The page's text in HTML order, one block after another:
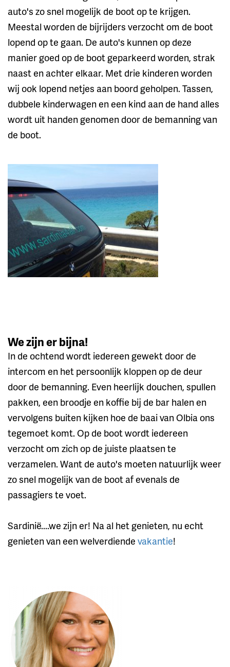
auto's zo snel mogelijk de boot op te krijgen.
Meestal worden de bijrijders verzocht om de boot
lopend op te gaan. De auto's kunnen op deze
manier goed op de boot geparkeerd worden, strak
naast en achter elkaar. Met drie kinderen worden
wij ook lopend netjes aan boord geholpen. Tassen,
dubbele kinderwagen en een kind aan de hand alles
wordt uit handen genomen door de bemanning van
de boot.
We zijn er bijna!
In de ochtend wordt iedereen gewekt door de
intercom en het persoonlijk kloppen op de deur
door de bemanning. Even heerlijk douchen, spullen
pakken, een broodje en koffie bij de bar halen en
vervolgens buiten kijken hoe de baai van Olbia ons
tegemoet komt. Op de boot wordt iedereen
verzocht om zich op de juiste plaatsen te
verzamelen. Want de auto's moeten natuurlijk weer
zo snel mogelijk van de boot af evenals de
passagiers te voet.
Sardinië....we zijn er! Na al het genieten, nu echt
genieten van een welverdiende vakantie!